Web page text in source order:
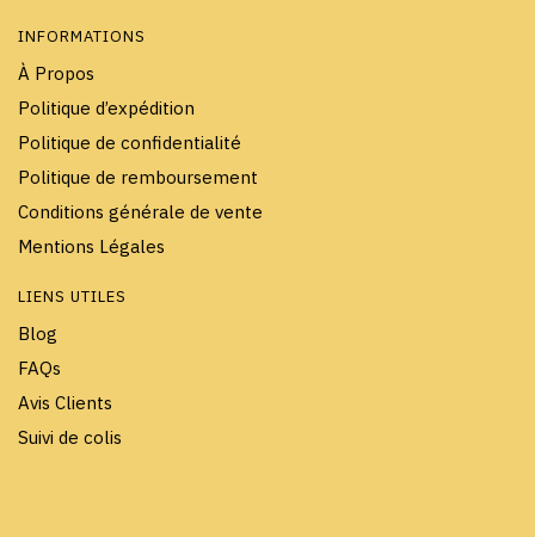
INFORMATIONS
À Propos
Politique d’expédition
Politique de confidentialité
Politique de remboursement
Conditions générale de vente
Mentions Légales
LIENS UTILES
Blog
FAQs
Avis Clients
Suivi de colis